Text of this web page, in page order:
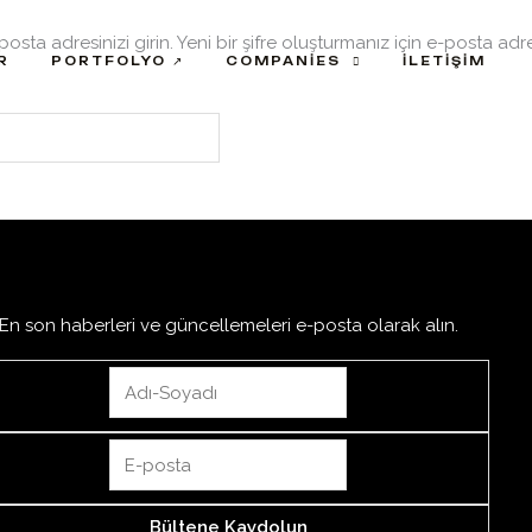
PORTFOLYO ↗ COMPANIES İLETIŞIM
adresinizi girin. Yeni bir şifre oluşturmanız için e-posta
En son haberleri ve güncellemeleri e-posta olarak alın.
Bültene Kaydolun